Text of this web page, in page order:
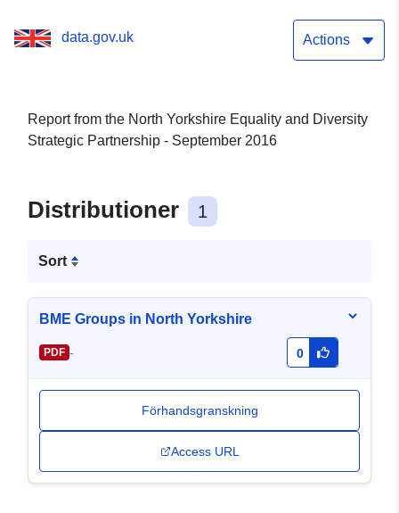
data.gov.uk Actions
Report from the North Yorkshire Equality and Diversity
Strategic Partnership - September 2016
Distributioner 1
Sort
BME Groups in North Yorkshire
PDF - 0
Förhandsgranskning
Access URL